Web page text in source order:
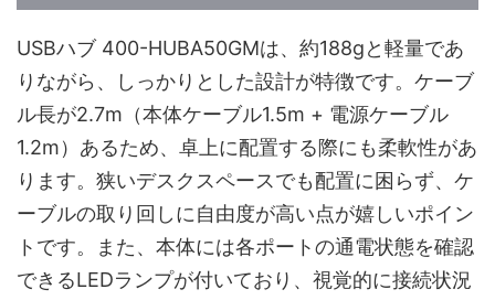
USBハブ 400-HUBA50GMは、約188gと軽量であ
りながら、しっかりとした設計が特徴です。ケーブ
ル長が2.7m（本体ケーブル1.5m + 電源ケーブル
1.2m）あるため、卓上に配置する際にも柔軟性があ
ります。狭いデスクスペースでも配置に困らず、ケ
ーブルの取り回しに自由度が高い点が嬉しいポイン
トです。また、本体には各ポートの通電状態を確認
できるLEDランプが付いており、視覚的に接続状況